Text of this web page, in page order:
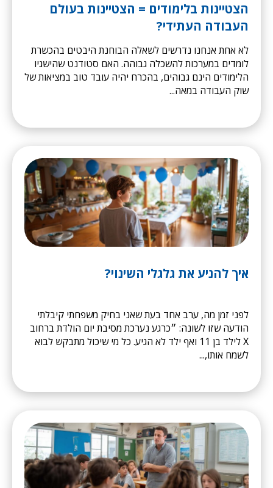
הצטיינות בלימודים = הצטיינות בעולם
העבודה העתידי?
לא אחת אנחנו נדרשים לשאלה הבוחנת היבטים בהכשרת
לומדים במערכות להשכלה גבוהה. האם סטודנט שהישגיו
הלימודים הינם גבוהים, בהכרח יהיה עובד טוב במציאות של
שוק העבודה במאה...
איך להניע את גלגלי השינוי?
לפני זמן מה, ערב אחד בעת שאני בחיק משפחתי קיבלתי
הודעה שזו לשונה: ״כרגע נערכת מסיבת יום הולדת ברחוב
X לילד בן 11 ואף ילד לא הגיע. כל מי שיכול מתבקש לבוא
לשמח אותו,...